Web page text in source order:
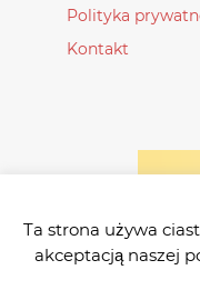
Polityka
Kontakt
Ta strona używa
akceptacją naszej